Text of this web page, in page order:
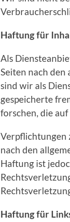
Haftung für
Als
Seiten nach
sind wir als
gespeicherte
forschen, die
Verpflichtungen
nach den
Haftung ist
Haftung für